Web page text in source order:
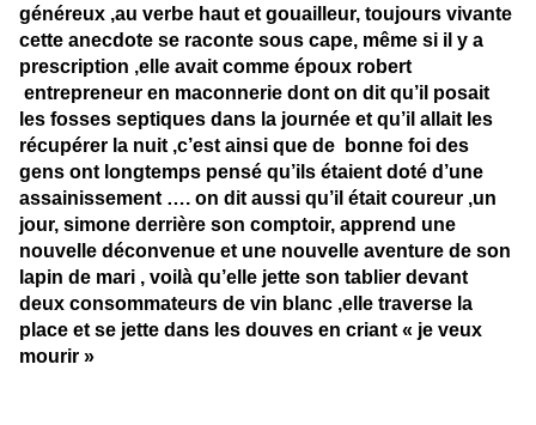
généreux ,au verbe haut et gouailleur, toujours vivante
cette anecdote se raconte sous cape, même si il y a
prescription ,elle avait comme époux robert
entrepreneur en maconnerie dont on dit qu’il posait
les fosses septiques dans la journée et qu’il allait les
récupérer la nuit ,c’est ainsi que de bonne foi des
gens ont longtemps pensé qu’ils étaient doté d’une
assainissement …. on dit aussi qu’il était coureur ,un
jour, simone derrière son comptoir, apprend une
nouvelle déconvenue et une nouvelle aventure de son
lapin de mari , voilà qu’elle jette son tablier devant
deux consommateurs de vin blanc ,elle traverse la
place et se jette dans les douves en criant « je veux
mourir »